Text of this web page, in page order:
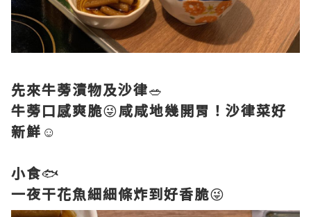
先來牛蒡漬物及沙律🥗
牛蒡口感爽脆😜咸咸地幾開胃！沙律菜好
新鮮 ☺️
小食🐟
一夜干花魚細細條炸到好香脆😜